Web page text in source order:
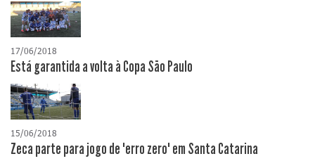
17/06/2018
Está garantida a volta à Copa São Paulo
15/06/2018
Zeca parte para jogo de "erro zero" em Santa Catarina